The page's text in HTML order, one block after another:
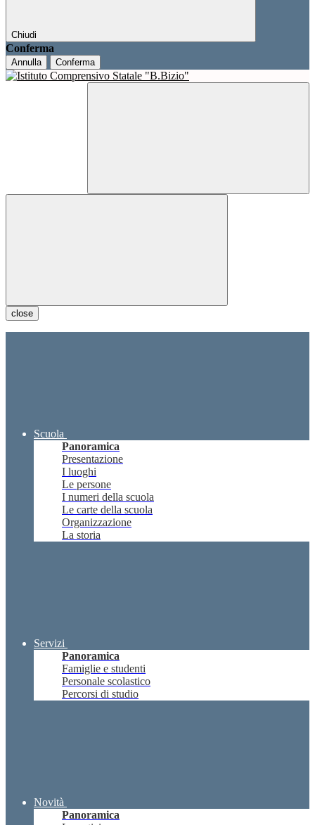
Chiudi
Conferma
Annulla Conferma
close
Scuola
Panoramica
Presentazione
I luoghi
Le persone
I numeri della scuola
Le carte della scuola
Organizzazione
La storia
Servizi
Panoramica
Famiglie e studenti
Personale scolastico
Percorsi di studio
Novità
Panoramica